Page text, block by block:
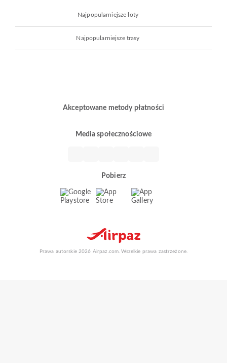
Najpopularniejsze loty
Najpopularniejsze trasy
Akceptowane metody płatności
Media społecznościowe
Pobierz
Prawa autorskie 2026 Airpaz.com. Wszelkie prawa zastrzeżone.